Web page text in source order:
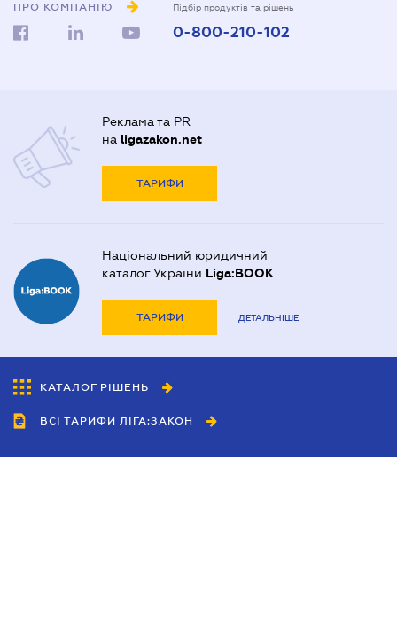
ПРО КОМПАНІЮ Підбір продуктів та рішень
0-800-210-102
Реклама та PR
на ligazakon.net
ТАРИФИ
Національний юридичний
каталог України Liga:BOOK
ТАРИФИ ДЕТАЛЬНІШЕ
КАТАЛОГ РІШЕНЬ
ВСІ ТАРИФИ ЛІГА:ЗАКОН